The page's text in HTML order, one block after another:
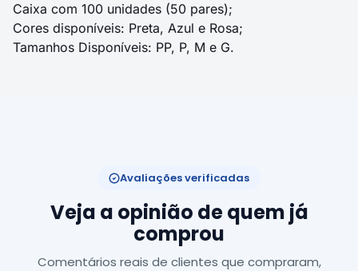
Caixa com 100 unidades (50 pares);
Cores disponíveis: Preta, Azul e Rosa;
Tamanhos Disponíveis: PP, P, M e G.
Avaliações verificadas
Veja a opinião de quem já
comprou
Comentários reais de clientes que compraram,